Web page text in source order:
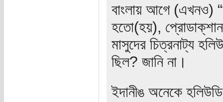
বাংলায় আগে (এখনও)
হতো(হয়),
মাসুদের চিত্রনাট্য
ছিল? জানি না।
ইদানীঙ অনেকে